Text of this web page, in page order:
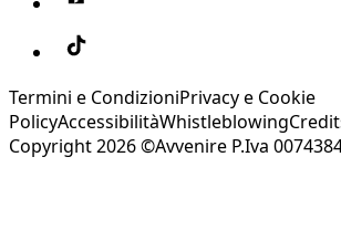
Termini e CondizioniPrivacy e Cookie
PolicyAccessibilitàWhistleblowing
Copyright 2026 ©Avvenire P.Iva